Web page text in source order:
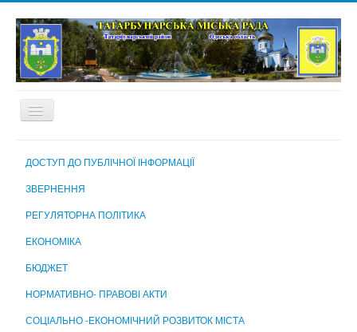
КОМУНАЛЬНІ ПІДПРИЄМСТВА, УСТАНОВИ ТА ЗАКЛАДИ
ДОСТУП ДО ПУБЛІЧНОЇ ІНФОРМАЦІЇ
ЗВЕРНЕННЯ
РЕГУЛЯТОРНА ПОЛІТИКА
ЕКОНОМІКА
БЮДЖЕТ
НОРМАТИВНО- ПРАВОВІ АКТИ
СОЦІАЛЬНО -ЕКОНОМІЧНИЙ РОЗВИТОК МІСТА